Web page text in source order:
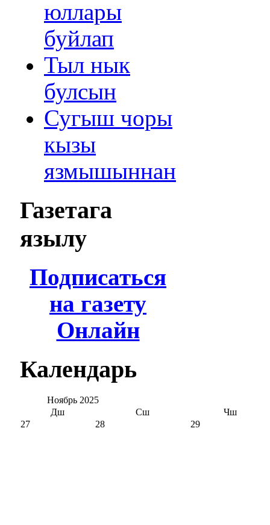
юллары
буйлап
Тыл нык
булсын
Сугыш чоры
кызы
язмышыннан
Газетага
язылу
Подписаться
на газету
Онлайн
Календарь
Ноябрь 2025
Дш
Сш
Чш
27
28 29